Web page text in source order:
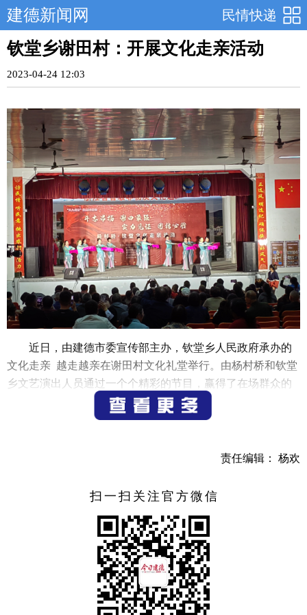
民情快递
建德新闻网
钦堂乡谢田村：开展文化走亲活动
2023-04-24 12:03
近日，由建德市委宣传部主办，钦堂乡人民政府承办的
文化走亲 越走越亲在谢田村文化礼堂举行。由杨村桥和钦堂
乡文艺演出人员通过一个个精彩的节目，赢得了在场群众的
阵阵掌声，丰富了基层群众的业余生活，也扮靓了乡村文化
生活。下一步该类活动还计划走进葛塘村文化礼堂、蒲田村
责任编辑： 杨欢
扫一扫关注官方微信